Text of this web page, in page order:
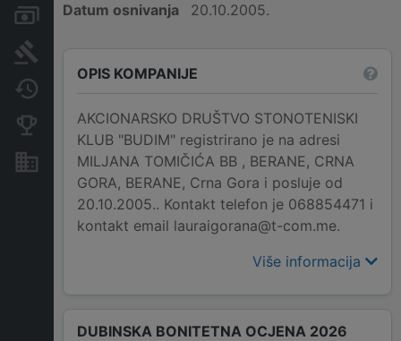
Računi i blokade
Arhiva sudskih objava
Konkurentne kompanije
Nekretnine i imovina
Datum osnivanja
20.10.2005.
OPIS KOMPANIJE
AKCIONARSKO DRUŠTVO STONOTENISKI
KLUB "BUDIM" registrirano je na adresi
MILJANA TOMIČIĆA BB , BERANE, CRNA
GORA, BERANE, Crna Gora i posluje od
20.10.2005.. Kontakt telefon je 068854471 i
kontakt email lauraigorana@t-com.me.
Više informacija
DUBINSKA BONITETNA OCJENA 2026